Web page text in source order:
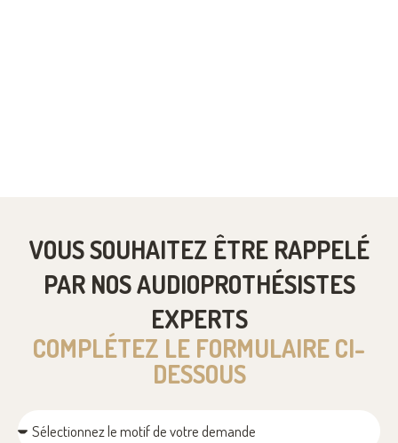
VOUS SOUHAITEZ ÊTRE RAPPELÉ
PAR NOS AUDIOPROTHÉSISTES
EXPERTS
COMPLÉTEZ LE FORMULAIRE CI-
DESSOUS